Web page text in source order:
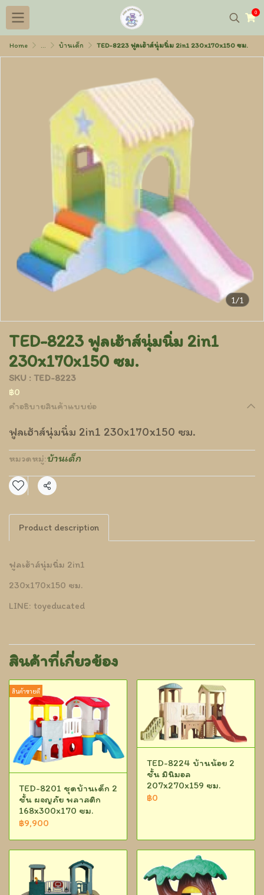
0
Home ... บ้านเด็ก TED-8223 ฟูลเฮ้าส์นุ่มนิ่ม 2in1 230x170x150 ซม.
1/1
TED-8223 ฟูลเฮ้าส์นุ่มนิ่ม 2in1
230x170x150 ซม.
SKU : TED-8223
฿0
คำอธิบายสินค้าแบบย่อ
ฟูลเฮ้าส์นุ่มนิ่ม 2in1 230x170x150 ซม.
หมวดหมู่:บ้านเด็ก
แชร์
Product description
ฟูลเฮ้าส์นุ่มนิ่ม 2in1
230x170x150 ซม.
LINE: toyeducated
สินค้าที่เกี่ยวข้อง
สินค้าขายดี
TED-8201 ชุดบ้านเด็ก 2
ชั้น ผจญภัย พลาสติก
168x300x170 ซม.
฿9,900
TED-8224 บ้านน้อย 2
ชั้น มินิมอล
207x270x159 ซม.
฿0